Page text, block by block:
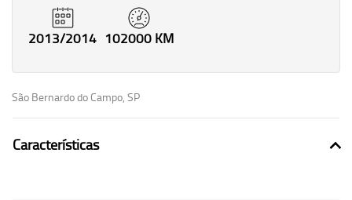
2013/2014 102000 KM
São Bernardo do Campo, SP
Características